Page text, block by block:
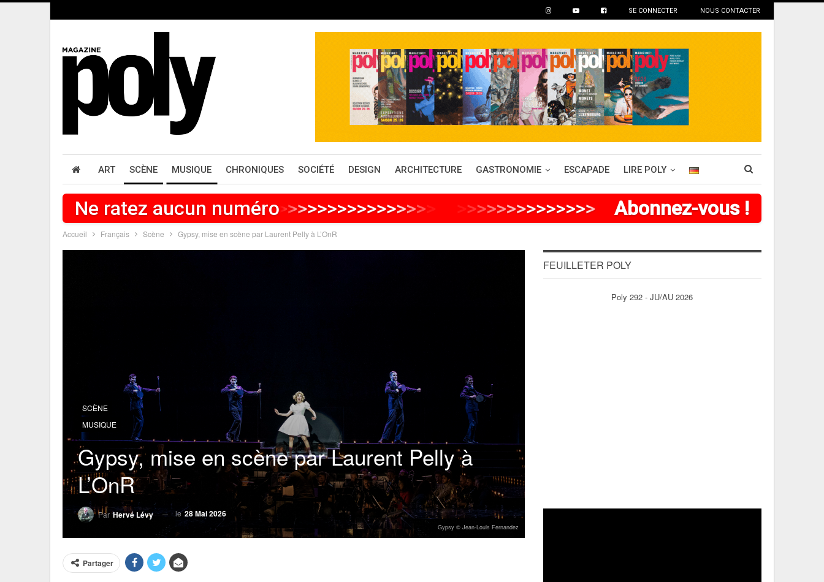
SE CONNECTER NOUS CONTACTER
ART SCÈNE MUSIQUE CHRONIQUES SOCIÉTÉ DESIGN ARCHITECTURE GASTRONOMIE ESCAPADE LIRE POLY
Ne ratez aucun numéro>>>>>>>>>>>>>>> >>>>>>>>> >>> Abonnez-vous !
Accueil Français Scène Gypsy, mise en scène par Laurent Pelly à L’OnR
SCÈNE
MUSIQUE
Gypsy, mise en scène par Laurent Pelly à
L’OnR
Par Hervé Lévy le28 Mai 2026
Gypsy © Jean-Louis Fernandez
Partager
FEUILLETER POLY
Poly 292 - JU/AU 2026